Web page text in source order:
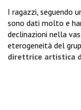
I ragazzi, seguendo
sono dati molto e
declinazioni nella
eterogeneità del
direttrice artistica